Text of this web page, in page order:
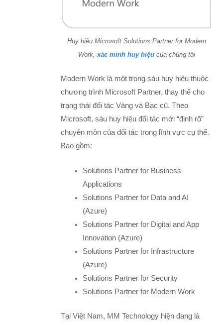
Huy hiệu Microsoft Solutions Partner for Modern
Work,xác minh huy hiệu của chúng tôi
Modern Work là một trong sáu huy hiệu thuộc
chương trình Microsoft Partner, thay thế cho
trạng thái đối tác Vàng và Bạc cũ. Theo
Microsoft, sáu huy hiệu đối tác mới “định rõ”
chuyên môn của đối tác trong lĩnh vực cụ thể.
Bao gồm:
Solutions Partner for Business
Applications
Solutions Partner for Data and AI
(Azure)
Solutions Partner for Digital and App
Innovation (Azure)
Solutions Partner for Infrastructure
(Azure)
Solutions Partner for Security
Solutions Partner for Modern Work
Tại Việt Nam, MM Technology hiện đang là